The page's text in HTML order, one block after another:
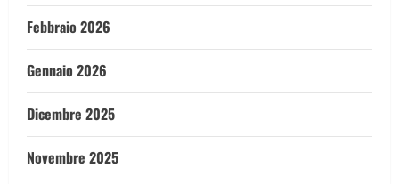
Febbraio 2026
Gennaio 2026
Dicembre 2025
Novembre 2025